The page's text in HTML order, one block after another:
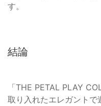
す。
結論
「THE PETAL PLAY
取り入れたエレガントで